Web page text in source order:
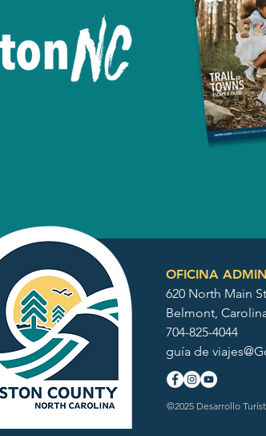
OFICINA
620 North Main
Belmont,
704-825-4044
guía de
©2025 Desarrollo